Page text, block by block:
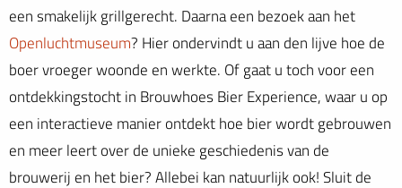
een smakelijk grillgerecht. Daarna een bezoek aan het
Openluchtmuseum? Hier ondervindt u aan den lijve hoe de
boer vroeger woonde en werkte. Of gaat u toch voor een
ontdekkingstocht in Brouwhoes Bier Experience, waar u op
een interactieve manier ontdekt hoe bier wordt gebrouwen
en meer leert over de unieke geschiedenis van de
brouwerij en het bier? Allebei kan natuurlijk ook! Sluit de